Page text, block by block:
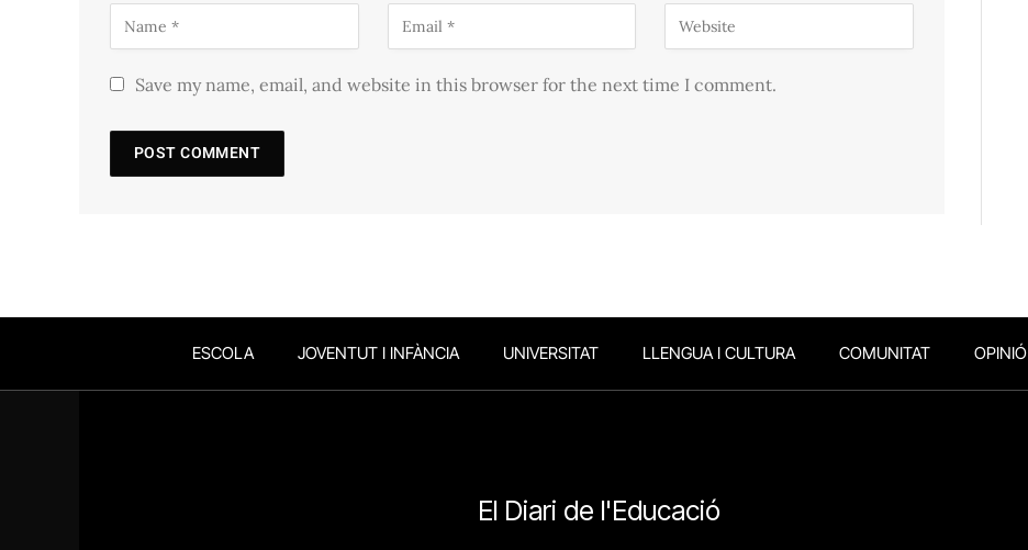
Save my name, email, and website in this browser for the next time I comment.
ESCOLA JOVENTUT I INFÀNCIA UNIVERSITAT LLENGUA I CULTURA COMUNITAT OPINIÓ